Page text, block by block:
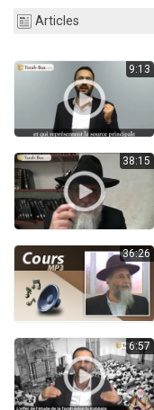
Articles
9:13
38:15
36:26
6:57